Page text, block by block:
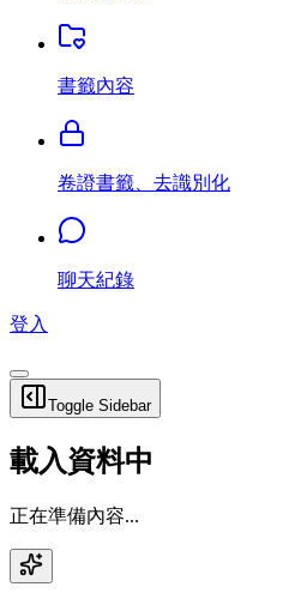
書籤內容
卷證書籤、去識別化
聊天紀錄
登入
Toggle Sidebar
載入資料中
正在準備內容...